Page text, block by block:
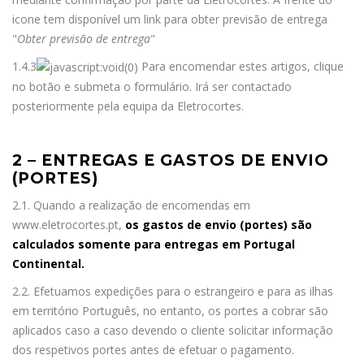
icone tem disponível um link para obter previsão de entrega
"Obter previsão de entrega"
1.4.3
Para encomendar estes artigos, clique
no botão e submeta o formulário. Irá ser contactado
posteriormente pela equipa da Eletrocortes.
2 – ENTREGAS E GASTOS DE ENVIO
(PORTES)
2.1. Quando a realização de encomendas em
www.eletrocortes.pt, os gastos de envio (portes) são
calculados somente para entregas em Portugal
Continental.
2.2. Efetuamos expedições para o estrangeiro e para as ilhas
em território Português, no entanto, os portes a cobrar são
aplicados caso a caso devendo o cliente solicitar informação
dos respetivos portes antes de efetuar o pagamento.